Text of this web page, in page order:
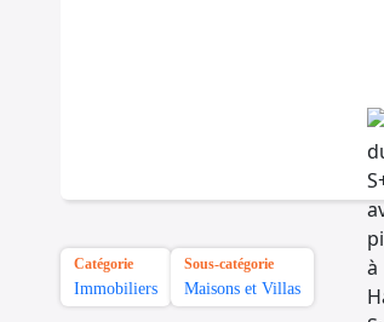
Catégorie
Immobiliers
Sous-catégorie
Maisons et Villas